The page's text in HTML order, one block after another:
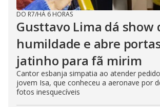
DO R7/HÁ 6 HORAS
Gusttavo Lima dá show
humildade e abre
jatinho para fã mirim
Cantor esbanja simpatia ao atender
jovem Isa, que conheceu a aeronave por
fotos inesquecíveis